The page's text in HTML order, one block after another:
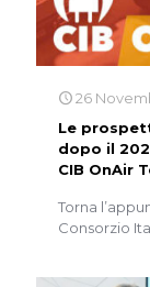
26
Le
dopo il
CIB OnAir
Torna
Consorzio